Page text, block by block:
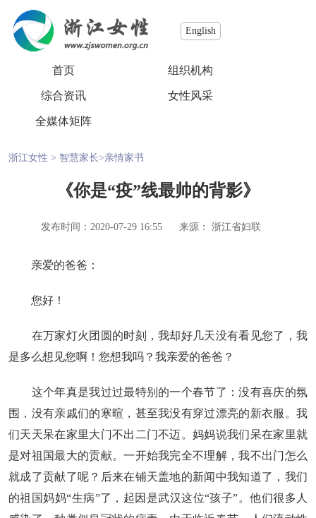
English
首页 组织机构
综合资讯 女性风采
全媒体矩阵
浙江女性 > 智慧家长>亲情家书
《你是“疫”线最帅的背影》
发布时间：2020-07-29 16:55 来源： 浙江省妇联
亲爱的爸爸：
您好！
在万家灯火团圆的时刻，我却好几天没有看见您了，我
是多么想见您啊！您想我吗？我亲爱的爸爸？
这个年真是我过过最特别的一个春节了：没有喜庆的氛
围，没有亲戚们的寒暄，甚至我没有穿过漂亮的新衣服。我
们天天呆在家里大门不出二门不迈。妈妈说我们呆在家里就
是对祖国最大的贡献。一开始我完全不理解，我不出门怎么
就成了贡献了呢？后来在铺天盖地的新闻中我知道了，我们
的祖国妈妈“生病”了，起因是武汉这位“孩子”。他们很多人